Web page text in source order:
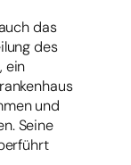
das
des
ein
und
Seine